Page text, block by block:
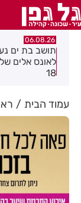
06.08.26
שקלים
האוויר
עמוד הבית